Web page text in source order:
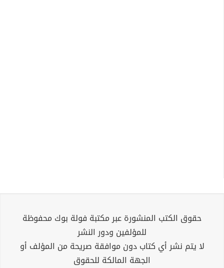
حقوق الكتب المنشورة عبر مكتبة فولة بوك محفوظة
للمؤلفين ودور النشر
لا يتم نشر أي كتاب دون موافقة صريحة من المؤلف أو
الجهة المالكة للحقوق